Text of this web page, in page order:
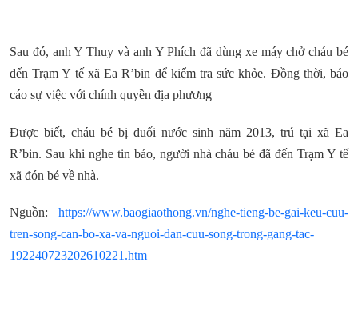
Sau đó, anh Y Thuy và anh Y Phích đã dùng xe máy chở cháu bé
đến Trạm Y tế xã Ea R’bin để kiểm tra sức khỏe. Đồng thời, báo
cáo sự việc với chính quyền địa phương
Được biết, cháu bé bị đuối nước sinh năm 2013, trú tại xã Ea
R’bin. Sau khi nghe tin báo, người nhà cháu bé đã đến Trạm Y tế
xã đón bé về nhà.
Nguồn: https://www.baogiaothong.vn/nghe-tieng-be-gai-keu-cuu-
tren-song-can-bo-xa-va-nguoi-dan-cuu-song-trong-gang-tac-
192240723202610221.htm